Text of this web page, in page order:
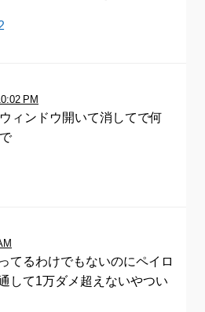
PM
ィンドウ開いて消してで何
てるわけでもないのにペイロ
して1万ダメ超えないやつい